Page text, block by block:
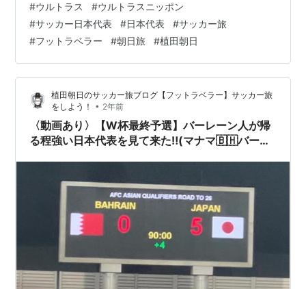
んなで飲んだりしてたんだけど、近年、全くやらなくな
ってたから復活させてみました。 やっぱ、こう言う会で
初めて話す人が出て来たり、仲間が増えたりするから大
事だよね！ と言うことで、どんな感じだったでしょ
う！？ ◆決起集会開催の準備 ◆BARをジャック ◆まと
め 植田朝日 / Asahi UED…
#ウルトラス #ウルトラスニッポン
#サッカー日本代表 #日本代表 #サッカー旅
#フットラベラー #朝日旅 #植田朝日
植田朝日のサッカー旅ブログ【フットラベラー】サッカー旅
をしよう！
• 2年前
〈動画あり〉【W杯最終予選】バーレーン人が帰
る程強い日本代表を見て来た‼️(マナマ🇧🇭バーレ